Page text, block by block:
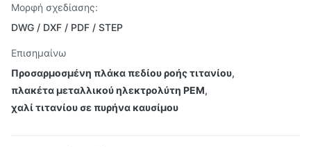
Μορφή σχεδίασης:
DWG / DXF / PDF / STEP
Επισημαίνω
Προσαρμοσμένη πλάκα πεδίου ροής τιτανίου,
πλακέτα μεταλλικού ηλεκτρολύτη PEM,
χαλί τιτανίου σε πυρήνα καυσίμου